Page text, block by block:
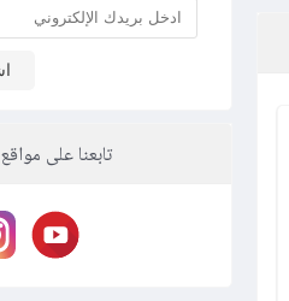
تابعنا على